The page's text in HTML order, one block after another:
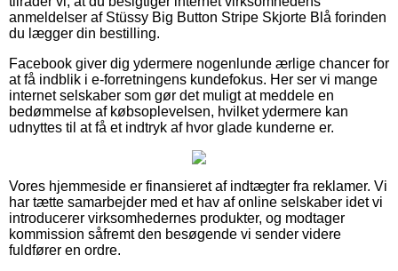
anmeldelser af Stüssy Big Button Stripe Skjorte Blå forinden
du lægger din bestilling.
Facebook giver dig ydermere nogenlunde ærlige chancer for
at få indblik i e-forretningens kundefokus. Her ser vi mange
internet selskaber som gør det muligt at meddele en
bedømmelse af købsoplevelsen, hvilket ydermere kan
udnyttes til at få et indtryk af hvor glade kunderne er.
Vores hjemmeside er finansieret af indtægter fra reklamer. Vi
har tætte samarbejder med et hav af online selskaber idet vi
introducerer virksomhedernes produkter, og modtager
kommission såfremt den besøgende vi sender videre
fuldfører en ordre.